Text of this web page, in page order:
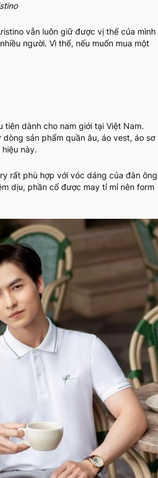
vẫn luôn giữ được vị thế của mình
người. Vì thế, nếu muốn mua một
dành cho nam giới tại Việt Nam.
sản phẩm quần âu, áo vest, áo sơ
này.
rất phù hợp với vóc dáng của đàn ông
dịu, phần cổ được may tỉ mỉ nên form